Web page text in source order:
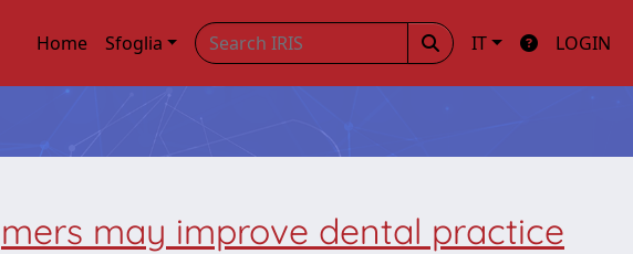
Home Sfoglia IT LOGIN
may improve dental practice